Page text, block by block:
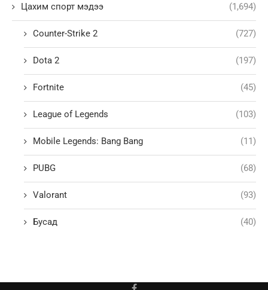
Цахим спорт мэдээ (1,694)
Counter-Strike 2 (727)
Dota 2 (197)
Fortnite (45)
League of Legends (103)
Mobile Legends: Bang Bang (11)
PUBG (68)
Valorant (93)
Бусад (40)